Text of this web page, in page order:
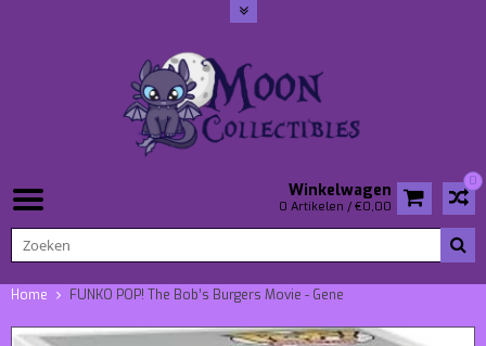
0
Winkelwagen
0 Artikelen / €0,00
Home FUNKO POP! The Bob’s Burgers Movie - Gene